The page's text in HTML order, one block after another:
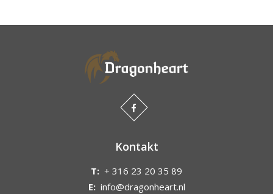
Kontakt
T: + 316 23 20 35 89
E: info@dragonheart.nl